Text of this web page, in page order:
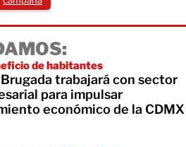
de habitantes
trabajará con sector
para impulsar
económico de la CDMX